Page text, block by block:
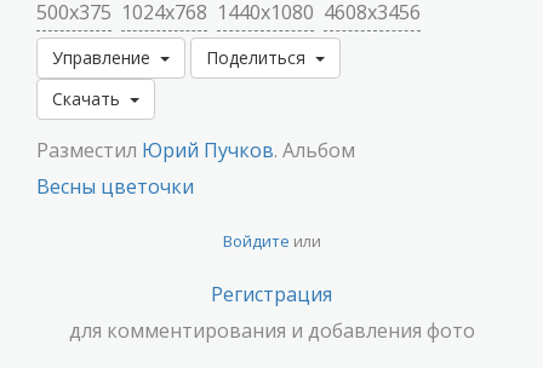
500x375 1024x768 1440x1080 4608x3456
Управление
Поделиться
Скачать
Разместил Юрий Пучков. Альбом
Весны цветочки
Войдите или
Регистрация
для комментирования и добавления фото